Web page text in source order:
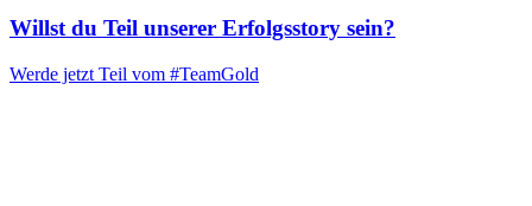
Willst du Teil unserer Erfolgsstory sein?
Werde jetzt Teil vom #TeamGold